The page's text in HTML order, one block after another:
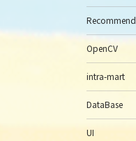
Recommend
OpenCV
intra-mart
DataBase
UI